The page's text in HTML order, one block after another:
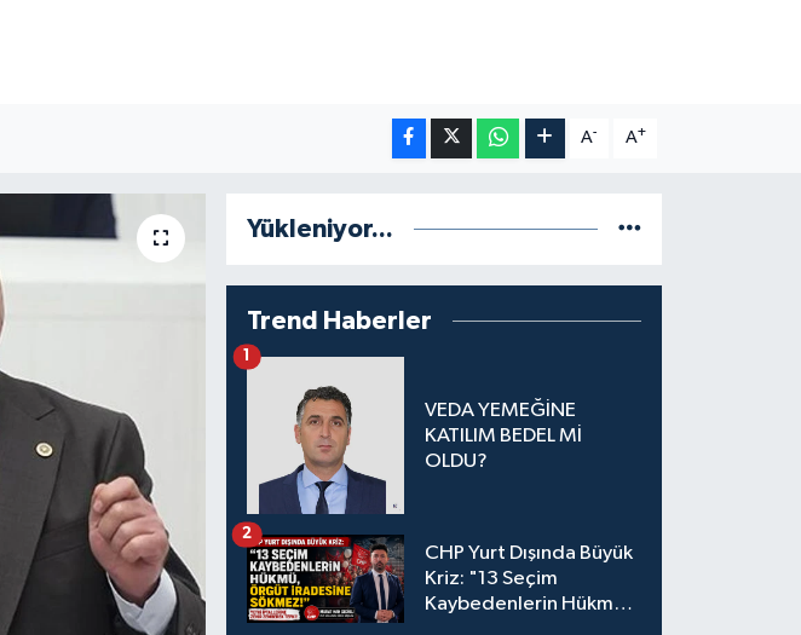
A- A+
Yükleniyor...
Trend Haberler
VEDA YEMEĞİNE
KATILIM BEDEL Mİ
OLDU?
1
CHP Yurt Dışında Büyük
Kriz: "13 Seçim
Kaybedenlerin Hükmü,
2